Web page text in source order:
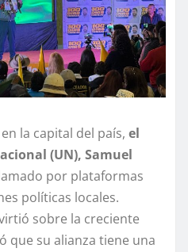
la capital del país, el
(UN), Samuel
por plataformas
políticas locales.
sobre la creciente
que su alianza tiene una